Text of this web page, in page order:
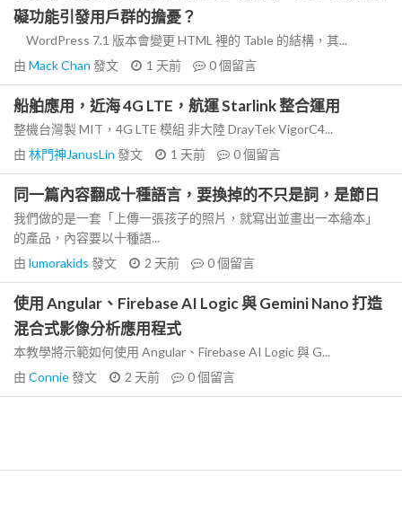
礙功能引發用戶群的擔憂？
WordPress 7.1 版本會變更 HTML 裡的 Table 的結構，其...
由 Mack Chan 發文 1 天前 0個留言
船舶應用，近海 4G LTE，航運 Starlink 整合運用
整機台灣製 MIT，4G LTE 模組 非大陸 DrayTek VigorC4...
由 林門神JanusLin 發文 1 天前 0個留言
同一篇內容翻成十種語言，要換掉的不只是詞，是節日
我們做的是一套「上傳一張孩子的照片，就寫出並畫出一本繪本」
的產品，內容要以十種語...
由 lumorakids 發文 2 天前 0個留言
使用 Angular、Firebase AI Logic 與 Gemini Nano 打造
混合式影像分析應用程式
本教學將示範如何使用 Angular、Firebase AI Logic 與 G...
由 Connie發文 2 天前 0個留言